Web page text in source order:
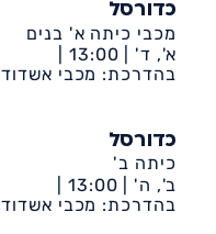
כדורסל
מכבי כיתה א' בנים
א', ד' | 13:00 |
דיונה-ביה״ס שקד
בהדרכת: מכבי אשדוד
כדורסל
כיתה ב'
ב', ה' | 13:00 |
דיונה-ביה״ס אמירים
בהדרכת: מכבי אשדוד